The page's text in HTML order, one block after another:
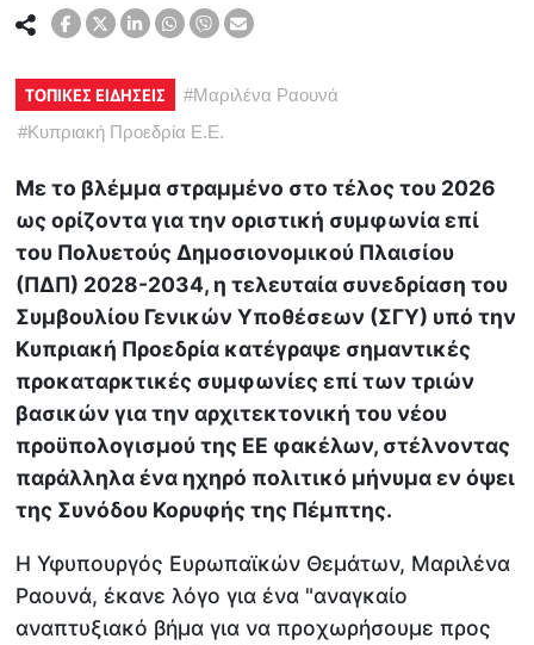
ΤΟΠΙΚΕΣ ΕΙΔΗΣΕΙΣ #Μαριλένα Ραουνά
#Κυπριακή Προεδρία Ε.Ε.
Με το βλέμμα στραμμένο στο τέλος του 2026
ως ορίζοντα για την οριστική συμφωνία επί
του Πολυετούς Δημοσιονομικού Πλαισίου
(ΠΔΠ) 2028-2034, η τελευταία συνεδρίαση του
Συμβουλίου Γενικών Υποθέσεων (ΣΓΥ) υπό την
Κυπριακή Προεδρία κατέγραψε σημαντικές
προκαταρκτικές συμφωνίες επί των τριών
βασικών για την αρχιτεκτονική του νέου
προϋπολογισμού της ΕΕ φακέλων, στέλνοντας
παράλληλα ένα ηχηρό πολιτικό μήνυμα εν όψει
της Συνόδου Κορυφής της Πέμπτης.
Η Υφυπουργός Ευρωπαϊκών Θεμάτων, Μαριλένα
Ραουνά, έκανε λόγο για ένα "αναγκαίο
αναπτυξιακό βήμα για να προχωρήσουμε προς